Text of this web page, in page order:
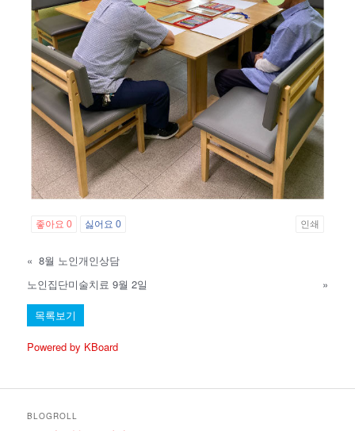
좋아요0 싫어요0 인쇄
« 8월 노인개인상담
노인집단미술치료 9월 2일
»
목록보기
Powered by KBoard
BLOGROLL